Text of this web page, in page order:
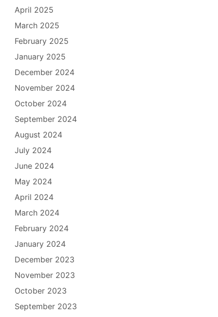
April 2025
March 2025
February 2025
January 2025
December 2024
November 2024
October 2024
September 2024
August 2024
July 2024
June 2024
May 2024
April 2024
March 2024
February 2024
January 2024
December 2023
November 2023
October 2023
September 2023